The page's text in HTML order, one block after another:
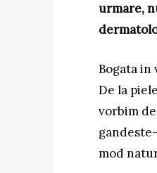
urmare,
Bogata in
De la
vorbim
mod